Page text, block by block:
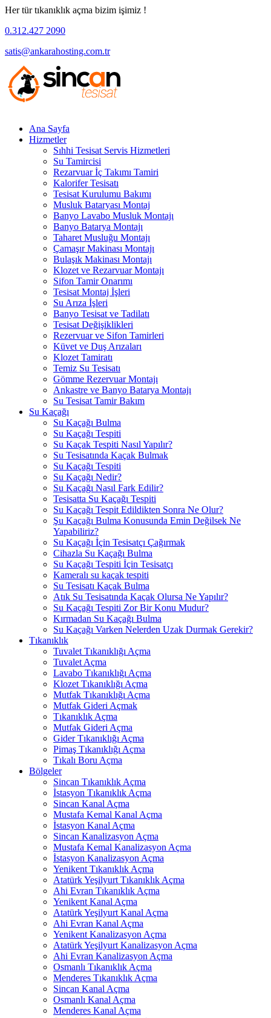
Her tür tıkanıklık açma bizim işimiz !
0.312.427 2090
satis@ankarahosting.com.tr
Ana Sayfa
Hizmetler
Sıhhi Tesisat Servis Hizmetleri
Su Tamircisi
Rezarvuar İç Takımı Tamiri
Kalorifer Tesisatı
Tesisat Kurulumu Bakımı
Musluk Bataryası Montaj
Banyo Lavabo Musluk Montajı
Banyo Batarya Montajı
Taharet Musluğu Montajı
Çamaşır Makinası Montajı
Bulaşık Makinası Montajı
Klozet ve Rezarvuar Montajı
Sifon Tamir Onarımı
Tesisat Montaj İşleri
Su Arıza İşleri
Banyo Tesisat ve Tadilatı
Tesisat Değişiklikleri
Rezervuar ve Sifon Tamirleri
Küvet ve Duş Arızaları
Klozet Tamiratı
Temiz Su Tesisatı
Gömme Rezervuar Montajı
Ankastre ve Banyo Batarya Montajı
Su Tesisat Tamir Bakım
Su Kaçağı
Su Kaçağı Bulma
Su Kaçağı Tespiti
Su Kaçak Tespiti Nasıl Yapılır?
Su Tesisatında Kaçak Bulmak
Su Kaçağı Tespiti
Su Kaçağı Nedir?
Su Kaçağı Nasıl Fark Edilir?
Tesisatta Su Kaçağı Tespiti
Su Kaçağı Tespit Edildikten Sonra Ne Olur?
Şu Kaçağı Bulma Konusunda Emin Değilsek Ne
Yapabiliriz?
Su Kaçağı İçin Tesisatçı Çağırmak
Cihazla Su Kaçağı Bulma
Su Kaçağı Tespiti İçin Tesisatçı
Kameralı su kaçak tespiti
Su Tesisatı Kaçak Bulma
Atık Su Tesisatında Kaçak Olursa Ne Yapılır?
Su Kaçağı Tespiti Zor Bir Konu Mudur?
Kırmadan Su Kaçağı Bulma
Su Kaçağı Varken Nelerden Uzak Durmak Gerekir?
Tıkanıklık
Tuvalet Tıkanıklığı Açma
Tuvalet Açma
Lavabo Tıkanıklığı Açma
Klozet Tıkanıklığı Açma
Mutfak Tıkanıklığı Açma
Mutfak Gideri Açmak
Tıkanıklık Açma
Mutfak Gideri Açma
Gider Tıkanıklığı Açma
Pimaş Tıkanıklığı Açma
Tıkalı Boru Açma
Bölgeler
Sincan Tıkanıklık Açma
İstasyon Tıkanıklık Açma
Sincan Kanal Açma
Mustafa Kemal Kanal Açma
İstasyon Kanal Açma
Sincan Kanalizasyon Açma
Mustafa Kemal Kanalizasyon Açma
İstasyon Kanalizasyon Açma
Yenikent Tıkanıklık Açma
Atatürk Yeşilyurt Tıkanıklık Açma
Ahi Evran Tıkanıklık Açma
Yenikent Kanal Açma
Atatürk Yeşilyurt Kanal Açma
Ahi Evran Kanal Açma
Yenikent Kanalizasyon Açma
Atatürk Yeşilyurt Kanalizasyon Açma
Ahi Evran Kanalizasyon Açma
Osmanlı Tıkanıklık Açma
Menderes Tıkanıklık Açma
Sincan Kanal Açma
Osmanlı Kanal Açma
Menderes Kanal Açma